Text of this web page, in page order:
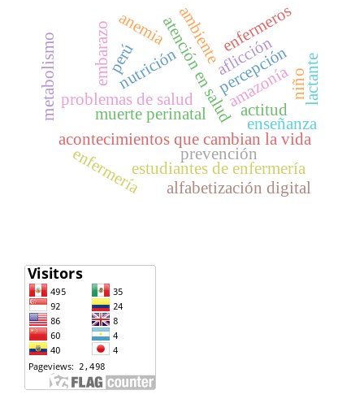
atención en saludpercepción
problemas de salud amazonía
acontecimientos que cambian la vida
muerte perinatal
aflicción
metabolismo embarazonutrición
prevención
ambiente
estudiantes de enfermería
alfabetización digital
enfermería
enseñanza
actitud
niño
enfermeros
anemia
lactante
perú